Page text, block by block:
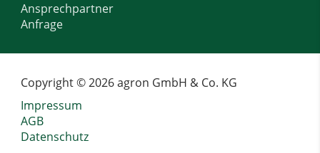
Ansprechpartner
Anfrage
Copyright © 2026 agron GmbH & Co. KG
Impressum
AGB
Datenschutz